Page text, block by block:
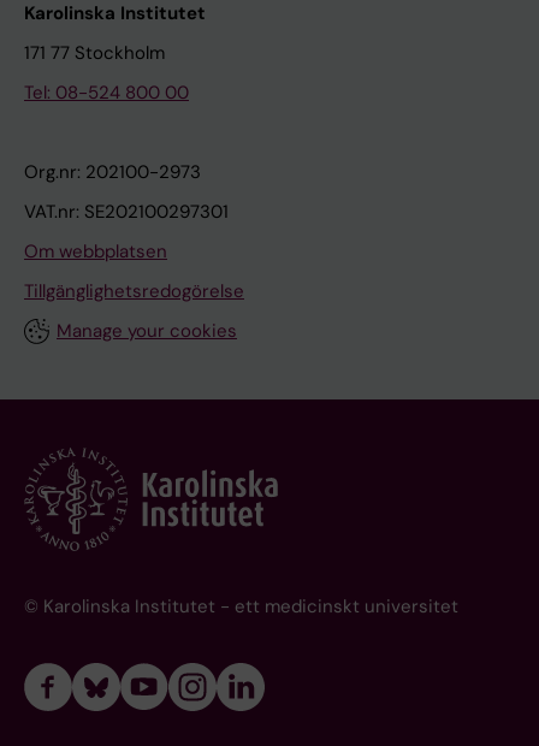
Karolinska Institutet
171 77 Stockholm
Tel: 08-524 800 00
Org.nr: 202100-2973
VAT.nr: SE202100297301
Om webbplatsen
Tillgänglighetsredogörelse
Manage your cookies
© Karolinska Institutet - ett medicinskt universitet